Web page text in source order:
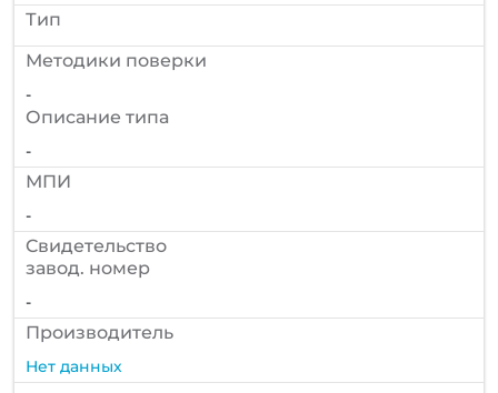
Тип
Методики поверки
-
Описание типа
-
МПИ
-
Cвидетельство
завод. номер
-
Производитель
Нет данных